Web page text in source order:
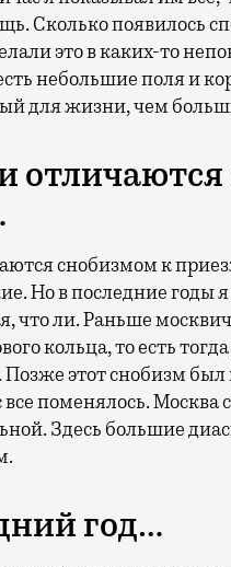
Сколько появилось
это в каких-то
небольшие поля и
для жизни, чем
снобизмом к
Но в последние годы
что ли. Раньше
кольца, то есть
этот снобизм
все поменялось.
Здесь большие
год…